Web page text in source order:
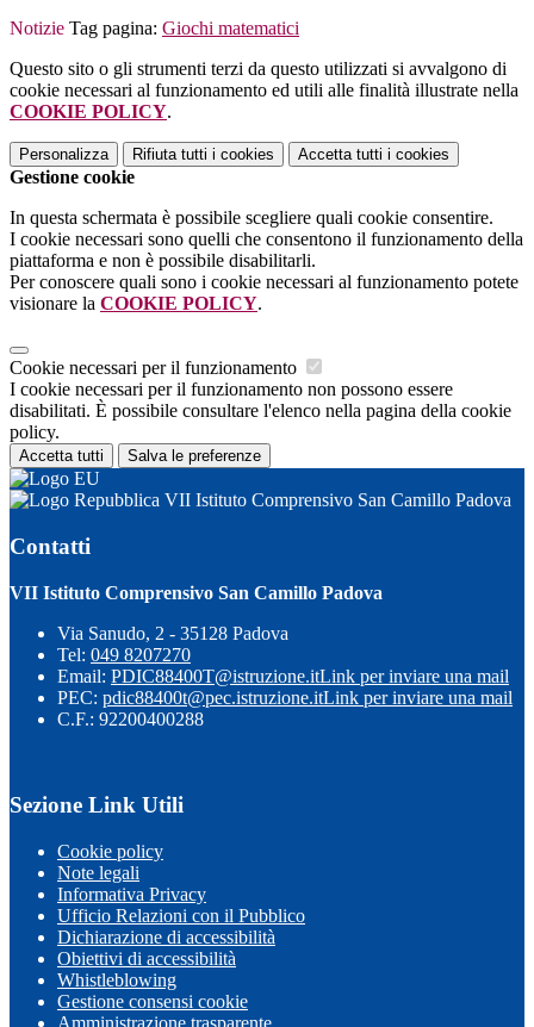
Notizie Tag pagina: Giochi matematici
Questo sito o gli strumenti terzi da questo utilizzati si avvalgono di
cookie necessari al funzionamento ed utili alle finalità illustrate nella
COOKIE POLICY.
Personalizza Rifiuta tutti i cookies Accetta tutti i cookies
Gestione cookie
In questa schermata è possibile scegliere quali cookie consentire.
I cookie necessari sono quelli che consentono il funzionamento della
piattaforma e non è possibile disabilitarli.
Per conoscere quali sono i cookie necessari al funzionamento potete
visionare la COOKIE POLICY.
Cookie necessari per il funzionamento
I cookie necessari per il funzionamento non possono essere
disabilitati. È possibile consultare l'elenco nella pagina della cookie
policy.
Accetta tutti Salva le preferenze
VII Istituto Comprensivo San Camillo Padova
Contatti
VII Istituto Comprensivo San Camillo Padova
Via Sanudo, 2 - 35128 Padova
Tel: 049 8207270
Email: PDIC88400T@istruzione.itLink per inviare una mail
PEC: pdic88400t@pec.istruzione.itLink per inviare una mail
C.F.: 92200400288
Sezione Link Utili
Cookie policy
Note legali
Informativa Privacy
Ufficio Relazioni con il Pubblico
Dichiarazione di accessibilità
Obiettivi di accessibilità
Whistleblowing
Gestione consensi cookie
Amministrazione trasparente